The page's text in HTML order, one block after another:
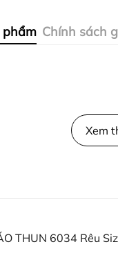
phẩm Chính sách
Xem
THUN 6034 Rêu